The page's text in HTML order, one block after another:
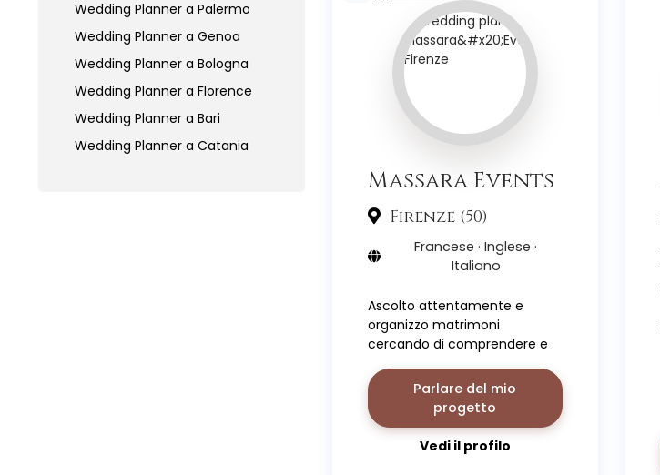
Massara Events
Firenze (50)
Francese · Inglese ·
Italiano
Ascolto attentamente e
organizzo matrimoni
cercando di comprendere e
esigenze e i desideri dei miei
Parlare del mio
progetto
Vedi il profilo
Wedding Planner a Palermo
Wedding Planner a Genoa
Wedding Planner a Bologna
Wedding Planner a Florence
Wedding Planner a Bari
Wedding Planner a Catania